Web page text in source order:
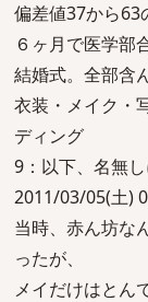
偏差値37から
６ヶ月で医学部
結婚式。全部含
衣装・メイク・
ディング
9：以下、名無
2011/03/05(土)
当時、赤ん坊な
ったが、
メイだけはとん